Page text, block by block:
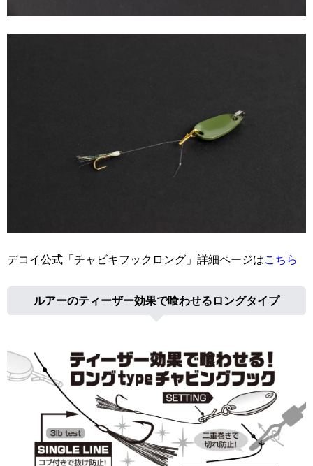
デコイ公式「チャビキフックロング」詳細ページはこちら
ルアーのティーザー効果で喰わせるロングタイプ